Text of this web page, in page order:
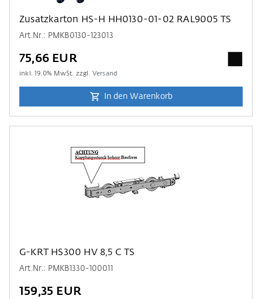
Zusatzkarton HS-H HH0130-01-02 RAL9005 TS
Art.Nr.: PMKB0130-123013
75,66 EUR
inkl.19.0% MwSt. zzgl. Versand
In den Warenkorb
G-KRT HS300 HV 8,5 C TS
Art.Nr.: PMKB1330-100011
159,35 EUR